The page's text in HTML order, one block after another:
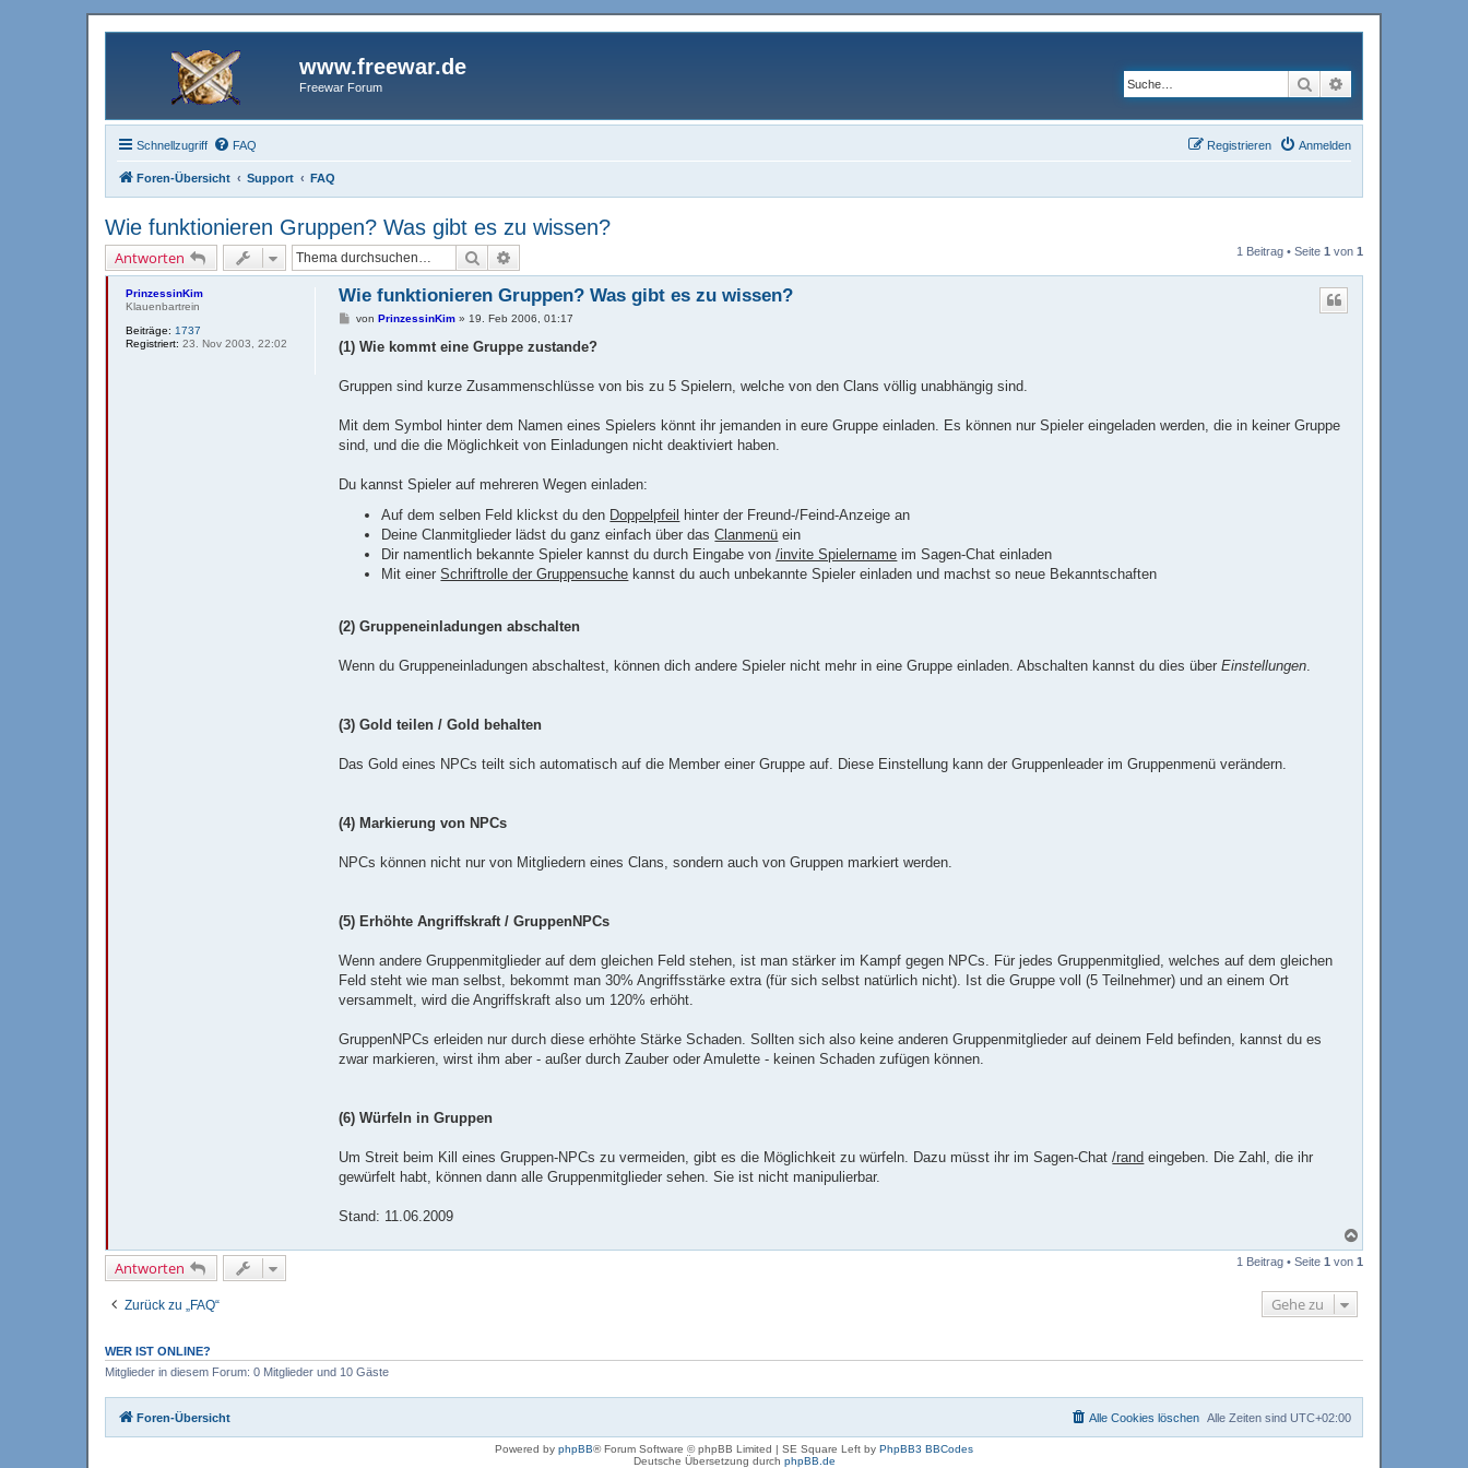
www.freewar.de
Freewar Forum Suche
Schnellzugriff FAQ Anmelden
Registrieren
Foren-Übersicht Support FAQ
Wie funktionieren Gruppen? Was gibt es zu wissen?
Antworten Suche 1 Beitrag • Seite 1 von 1
PrinzessinKim
Klauenbartrein
Beiträge: 1737
Registriert: 23. Nov 2003, 22:02
Wie funktionieren Gruppen? Was gibt es zu wissen?
B
i
t
a
vonPrinzessinKim » 19. Feb 2006, 01:17
(1) Wie kommt eine Gruppe zustande?
Gruppen sind kurze Zusammenschlüsse von bis zu 5 Spielern, welche von den Clans völlig unabhängig sind.
Mit dem Symbol hinter dem Namen eines Spielers könnt ihr jemanden in eure Gruppe einladen. Es können nur Spieler eingeladen werden, die in keiner Gruppe
sind, und die die Möglichkeit von Einladungen nicht deaktiviert haben.
Du kannst Spieler auf mehreren Wegen einladen:
Auf dem selben Feld klickst du den Doppelpfeil
hinter der Freund-/Feind-Anzeige an
Deine Clanmitglieder lädst du ganz einfach über dasClanmenü ein
Dir namentlich bekannte Spieler kannst du durch Eingabe von/invite Spielername im Sagen-Chat einladen
Mit einerSchriftrolle der Gruppensuche kannst du auch unbekannte Spieler einladen und machst so neue Bekanntschaften
(2) Gruppeneinladungen abschalten
Wenn du Gruppeneinladungen abschaltest, können dich andere Spieler nicht mehr in eine Gruppe einladen. Abschalten kannst du dies überEinstellungen
(3) Gold teilen / Gold behalten
Das Gold eines NPCs teilt sich automatisch auf die Member einer Gruppe auf. Diese Einstellung kann der Gruppenleader im Gruppenmenü verändern.
(4) Markierung von NPCs
NPCs können nicht nur von Mitgliedern eines Clans, sondern auch von Gruppen markiert werden.
(5) Erhöhte Angriffskraft / GruppenNPCs
Wenn andere Gruppenmitglieder auf dem gleichen Feld stehen, ist man stärker im Kampf gegen NPCs. Für jedes Gruppenmitglied, welches auf dem gleichen
Feld steht wie man selbst, bekommt man 30% Angriffsstärke extra (für sich selbst natürlich nicht). Ist die Gruppe voll (5 Teilnehmer) und an einem Ort
versammelt, wird die Angriffskraft also um 120% erhöht.
GruppenNPCs erleiden nur durch diese erhöhte Stärke Schaden. Sollten sich also keine anderen Gruppenmitglieder auf deinem Feld befinden, kannst du es
zwar markieren, wirst ihm aber - außer durch Zauber oder Amulette - keinen Schaden zufügen können.
(6) Würfeln in Gruppen
Um Streit beim Kill eines Gruppen-NPCs zu vermeiden, gibt es die Möglichkeit zu würfeln. Dazu müsst ihr im Sagen-Chat/rand eingeben. Die Zahl, die ihr
gewürfelt habt, können dann alle Gruppenmitglieder sehen. Sie ist nicht manipulierbar.
Stand: 11.06.2009
a
c
Antworten 1 Beitrag • Seite 1 von 1
Zurück zu „FAQ“ Gehe zu
WER IST ONLINE?
Mitglieder in diesem Forum: 0 Mitglieder und 10 Gäste
Foren-Übersicht Alle Zeiten sind UTC+02:00
Alle Cookies löschen
Powered by phpBB® Forum Software © phpBB Limited | SE Square Left by PhpBB3 BBCodes
Deutsche Übersetzung durch phpBB.de